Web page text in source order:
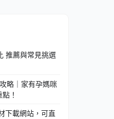
推薦與常見挑選
略｜家有孕媽咪
！
下載網站，可直